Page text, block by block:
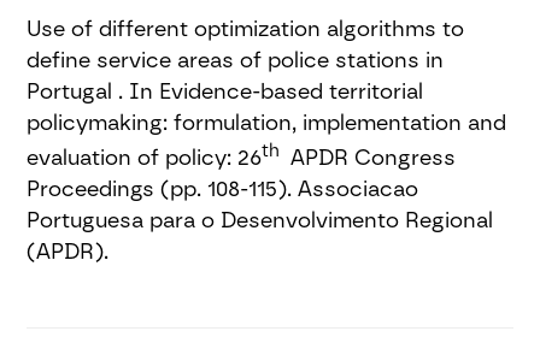
Use of different optimization algorithms to
define service areas of police stations in
Portugal . In Evidence-based territorial
policymaking: formulation, implementation and
evaluation of policy: 26th APDR Congress
Proceedings (pp. 108-115). Associacao
Portuguesa para o Desenvolvimento Regional
(APDR).